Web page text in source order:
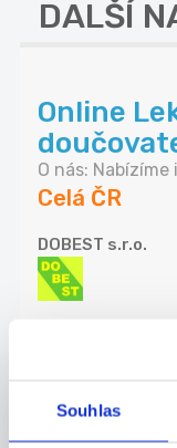
Souhlas
DALŠÍ
Online
O nás:
Celá ČR
DOBEST s.r.o.